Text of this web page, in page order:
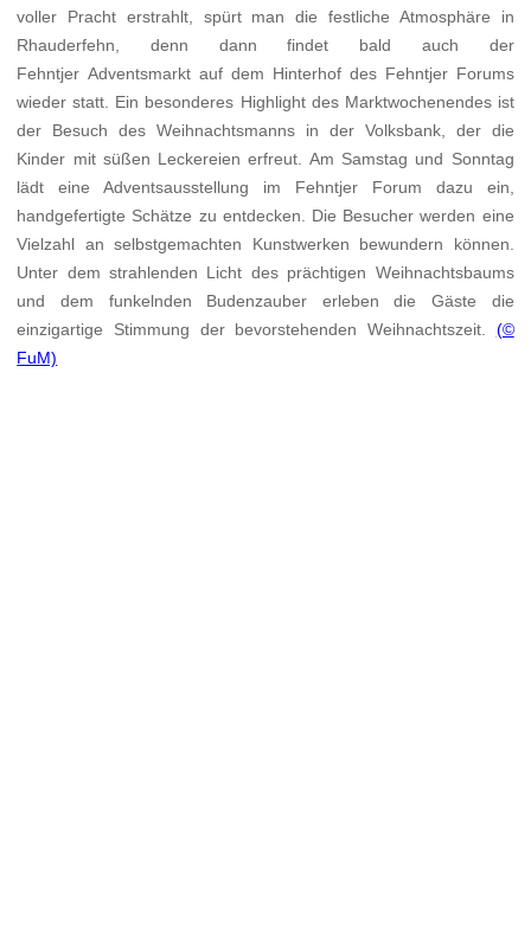
voller Pracht erstrahlt, spürt man die festliche Atmosphäre in
Rhauderfehn, denn dann findet bald auch der
Fehntjer Adventsmarkt auf dem Hinterhof des Fehntjer Forums
wieder statt. Ein besonderes Highlight des Marktwochenendes ist
der Besuch des Weihnachtsmanns in der Volksbank, der die
Kinder mit süßen Leckereien erfreut. Am Samstag und Sonntag
lädt eine Adventsausstellung im Fehntjer Forum dazu ein,
handgefertigte Schätze zu entdecken. Die Besucher werden eine
Vielzahl an selbstgemachten Kunstwerken bewundern können.
Unter dem strahlenden Licht des prächtigen Weihnachtsbaums
und dem funkelnden Budenzauber erleben die Gäste die
einzigartige Stimmung der bevorstehenden Weihnachtszeit. (©
FuM)